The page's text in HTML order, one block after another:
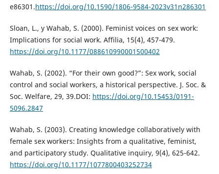
e86301.https://doi.org/10.1590/1806-9584-2023v31n286301
Sloan, L., y Wahab, S. (2000). Feminist voices on sex work:
Implications for social work. Affilia, 15(4), 457-479.
https://doi.org/10.1177/088610990001500402
Wahab, S. (2002). “For their own good?”: Sex work, social
control and social workers, a historical perspective. J. Soc. &
Soc. Welfare, 29, 39.DOI: https://doi.org/10.15453/0191-
5096.2847
Wahab, S. (2003). Creating knowledge collaboratively with
female sex workers: Insights from a qualitative, feminist,
and participatory study. Qualitative inquiry, 9(4), 625-642.
https://doi.org/10.1177/1077800403252734